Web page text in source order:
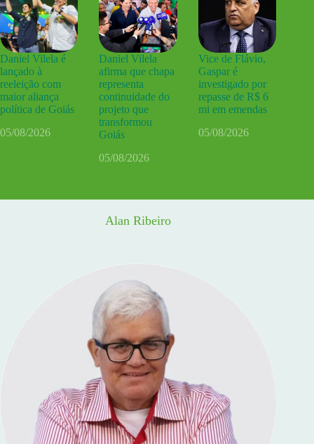
Daniel Vilela é
lançado à
reeleição com
maior aliança
política de Goiás
05/08/2026
Daniel Vilela
afirma que chapa
representa
continuidade do
projeto que
transformou
Goiás
05/08/2026
Vice de Flávio,
Gaspar é
investigado por
repasse de R$ 6
mi em emendas
05/08/2026
Alan Ribeiro